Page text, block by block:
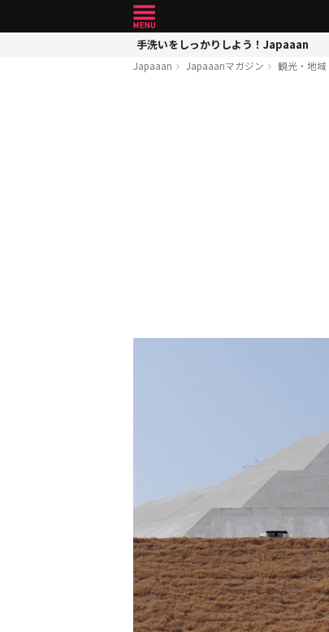
手洗いをしっかりしよう！Japaaan
Japaaan Japaaanマガジン 観光・地域